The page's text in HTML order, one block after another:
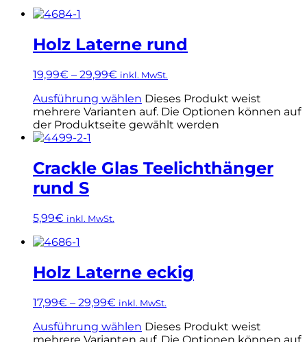
Holz Laterne rund
19,99€ – 29,99€ inkl. MwSt.
Ausführung wählen Dieses Produkt weist
mehrere Varianten auf. Die Optionen können auf
der Produktseite gewählt werden
Crackle Glas Teelichthänger
rund S
5,99€ inkl. MwSt.
Holz Laterne eckig
17,99€ – 29,99€ inkl. MwSt.
Ausführung wählen Dieses Produkt weist
mehrere Varianten auf. Die Optionen können auf